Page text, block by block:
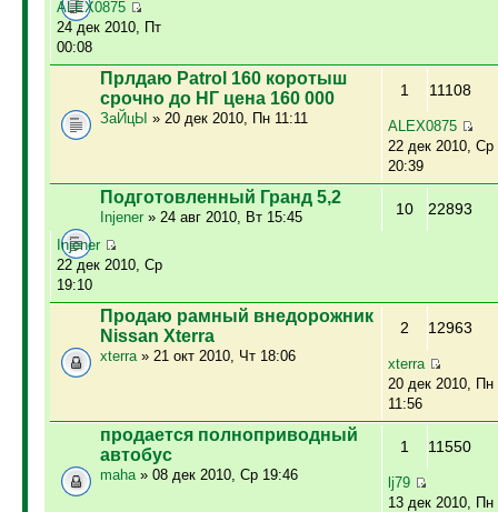
ALEX0875
24 дек 2010, Пт
00:08
Прлдаю Patrol 160 коротыш
срочно до НГ цена 160 000
ЗаЙцЫ » 20 дек 2010, Пн 11:11
1 11108
ALEX0875
22 дек 2010, Ср
20:39
Подготовленный Гранд 5,2
Injener» 24 авг 2010, Вт 15:45 10 22893
Injener
22 дек 2010, Ср
19:10
Продаю рамный внедорожник
Nissan Xterra
xterra» 21 окт 2010, Чт 18:06
2 12963
xterra
20 дек 2010, Пн
11:56
продается полноприводный
автобус
maha» 08 дек 2010, Ср 19:46
1 11550
lj79
13 дек 2010, Пн